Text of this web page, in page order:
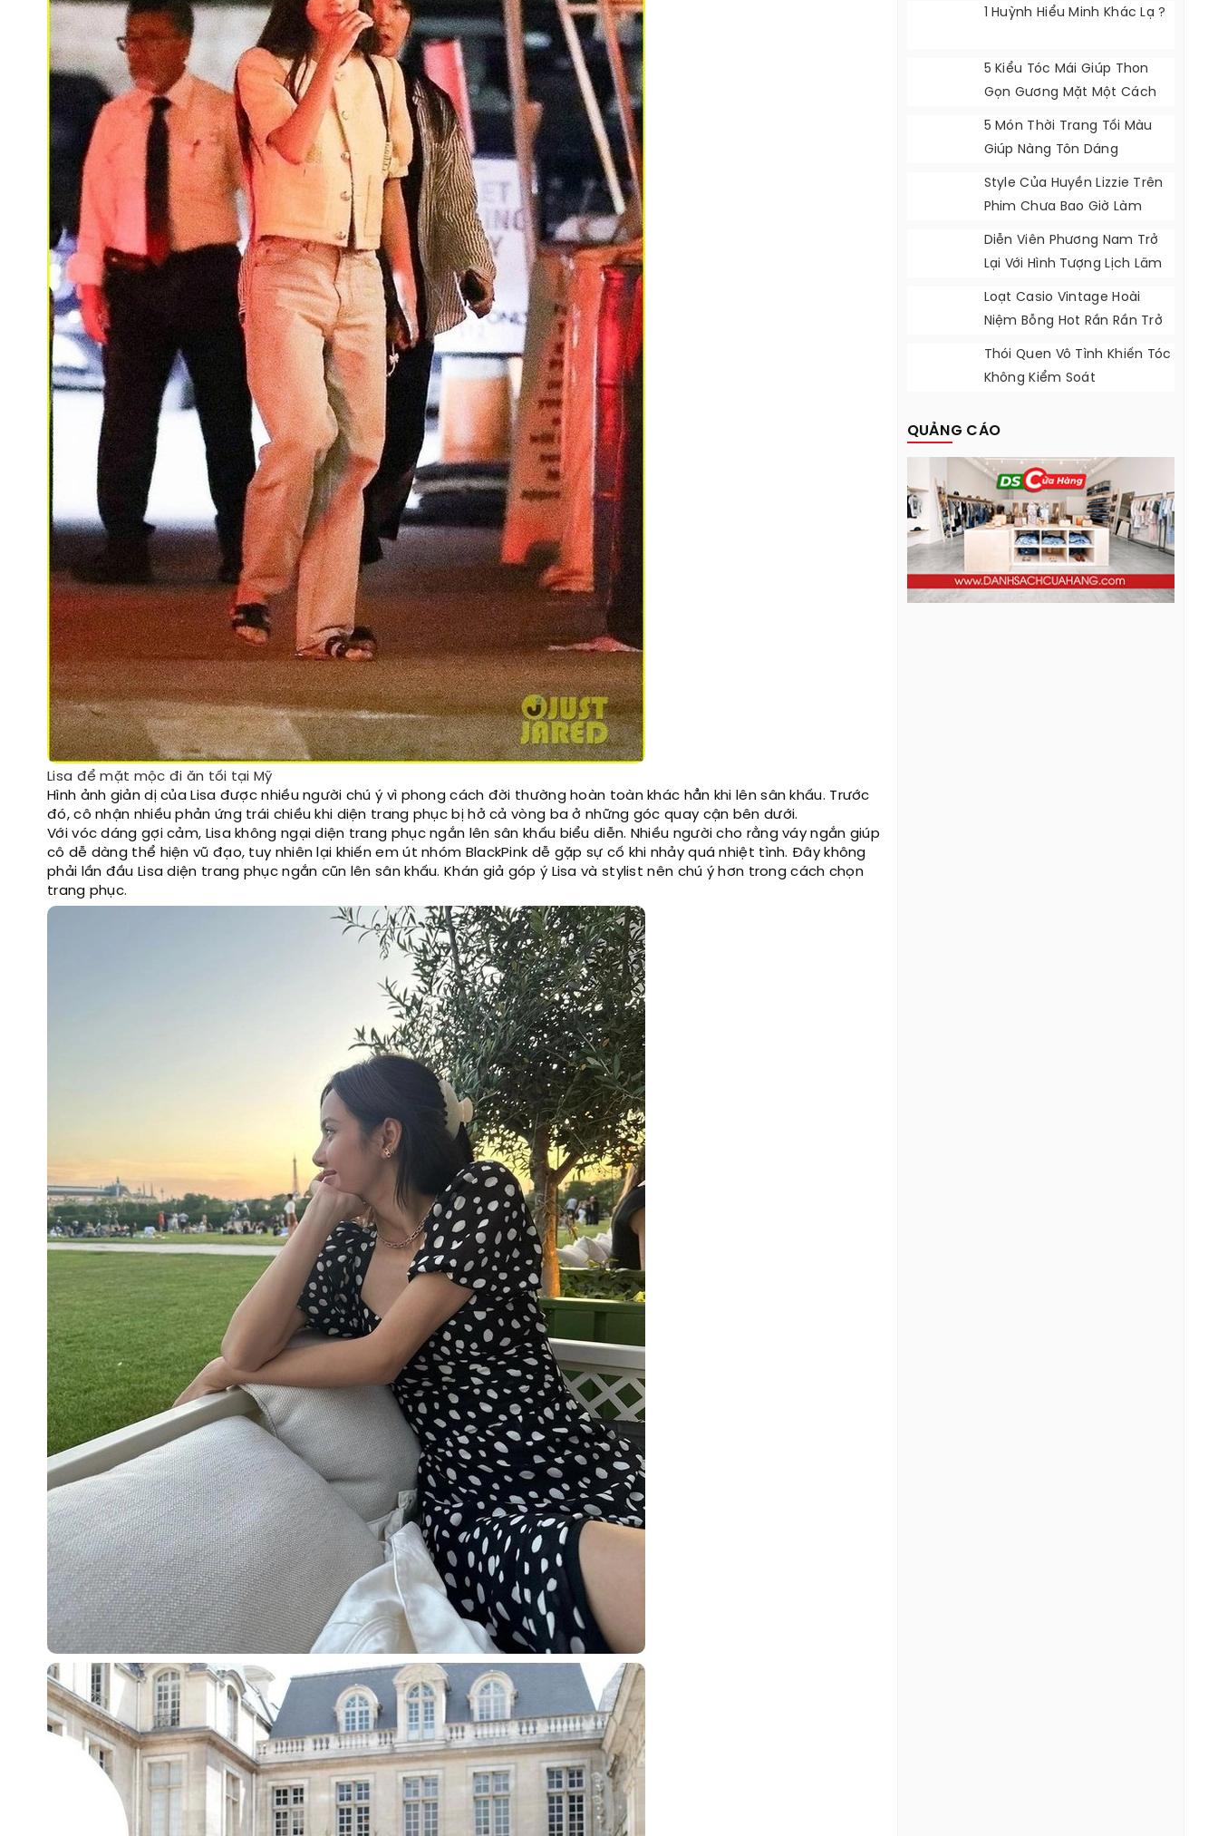
Lisa để mặt mộc đi ăn tối tại Mỹ
Hình ảnh giản dị của Lisa được nhiều người chú ý vì phong cách đời thường hoàn toàn khác hẳn khi lên sân khấu. Trước
đó, cô nhận nhiều phản ứng trái chiều khi diện trang phục bị hở cả vòng ba ở những góc quay cận bên dưới.
Với vóc dáng gợi cảm, Lisa không ngại diện trang phục ngắn lên sân khấu biểu diễn. Nhiều người cho rằng váy ngắn giúp
cô dễ dàng thể hiện vũ đạo, tuy nhiên lại khiến em út nhóm BlackPink dễ gặp sự cố khi nhảy quá nhiệt tình. Đây không
phải lần đầu Lisa diện trang phục ngắn cũn lên sân khấu. Khán giả góp ý Lisa và stylist nên chú ý hơn trong cách chọn
trang phục.
1 Huỳnh Hiểu Minh Khác Lạ ?
5 Kiểu Tóc Mái Giúp Thon
Gọn Gương Mặt Một Cách
Tự Nhiên
5 Món Thời Trang Tối Màu
Giúp Nàng Tôn Dáng
Style Của Huyền Lizzie Trên
Phim Chưa Bao Giờ Làm
Khán Giả Thất Vọng
Diễn Viên Phương Nam Trở
Lại Với Hình Tượng Lịch Lãm
Loạt Casio Vintage Hoài
Niệm Bỗng Hot Rần Rần Trở
Lại
Thói Quen Vô Tình Khiến Tóc
Không Kiểm Soát
QUẢNG CÁO